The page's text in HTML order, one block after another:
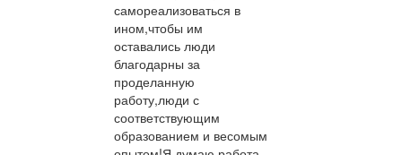
самореализоваться в
ином,чтобы им
оставались люди
благодарны за
проделанную
работу,люди с
соответствующим
образованием и весомым